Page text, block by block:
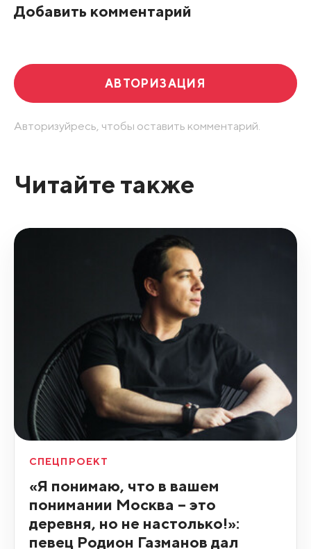
Добавить комментарий
АВТОРИЗАЦИЯ
Авторизуйресь, чтобы оставить комментарий.
Читайте также
СПЕЦПРОЕКТ
«Я понимаю, что в вашем
понимании Москва – это
деревня, но не настолько!»:
певец Родион Газманов дал